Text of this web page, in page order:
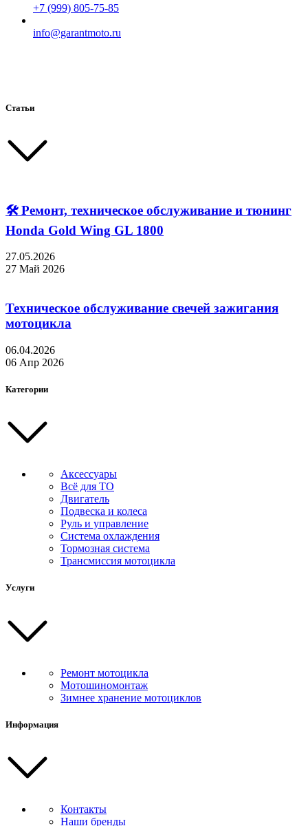
+7 (999) 805-75-85
info@garantmoto.ru
Статьи
🛠 Ремонт, техническое обслуживание и тюнинг
Honda Gold Wing GL 1800
27.05.2026
27 Май 2026
Техническое обслуживание свечей зажигания
мотоцикла
06.04.2026
06 Апр 2026
Категории
Аксессуары
Всё для ТО
Двигатель
Подвеска и колеса
Руль и управление
Система охлаждения
Тормозная система
Трансмиссия мотоцикла
Услуги
Ремонт мотоцикла
Мотошиномонтаж
Зимнее хранение мотоциклов
Информация
Контакты
Наши бренды